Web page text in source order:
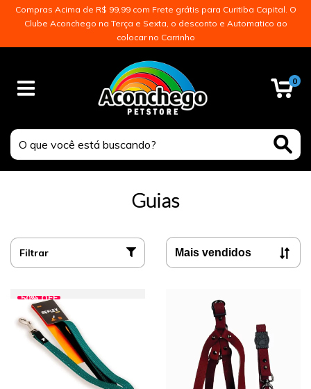
Compras Acima de R$ 99,99 com Frete grátis para Curitiba Capital. O
Clube Aconchego na Terça e Sexta, o desconto e Automatico ao
colocar no Carrinho
0
Guias
Filtrar
50%OFF